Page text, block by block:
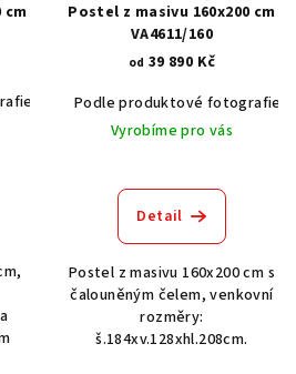
Akát vintage BT1551
Dub světlý
Postel z masivu 160x200 cm
VA4611/160
od 39 890 Kč
Podle produktové fotografie
Vyrobíme pro vás
Detail
Postel z masivu 160x200 cm s
čalouněným čelem, venkovní
rozměry:
š.184xv.128xhl.208cm.